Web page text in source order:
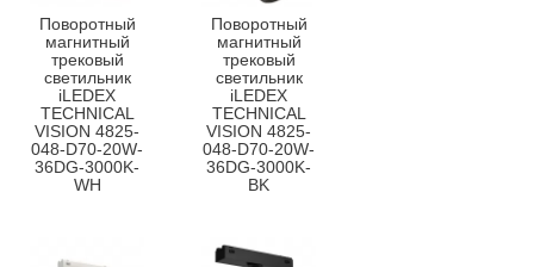
Поворотный
магнитный
трековый
светильник
iLEDEX
TECHNICAL
VISION 4825-
048-D70-20W-
36DG-3000K-
WH
Поворотный
магнитный
трековый
светильник
iLEDEX
TECHNICAL
VISION 4825-
048-D70-20W-
36DG-3000K-
BK